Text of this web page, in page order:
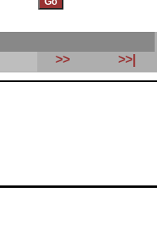
>> >>|